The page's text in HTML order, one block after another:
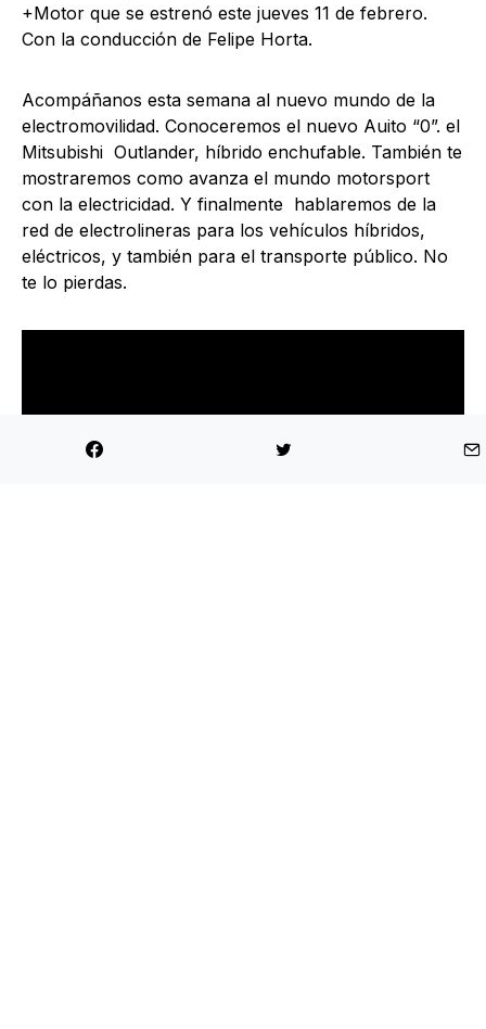
+Motor que se estrenó este jueves 11 de febrero.
Con la conducción de Felipe Horta.
Acompáñanos esta semana al nuevo mundo de la
electromovilidad. Conoceremos el nuevo Auito “0”. el
Mitsubishi Outlander, híbrido enchufable. También te
mostraremos como avanza el mundo motorsport
con la electricidad. Y finalmente hablaremos de la
red de electrolineras para los vehículos híbridos,
eléctricos, y también para el transporte público. No
te lo pierdas.